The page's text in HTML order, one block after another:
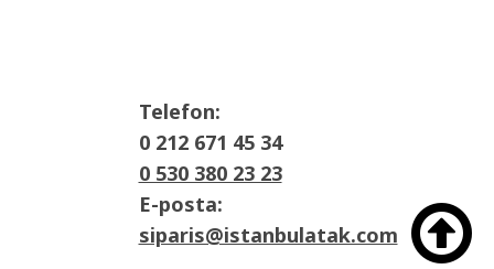

Telefon:
0 212 671 45 34
0 530 380 23 23
E-posta:
siparis@istanbulatak.com